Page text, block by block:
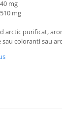
mg
mg
arctic purificat,
coloranti sau